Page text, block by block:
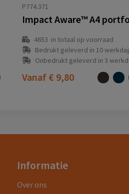
P774.371
4653 in totaal op voorraad
Bedrukt geleverd in 10
Onbedrukt geleverd in 3
Vanaf € 9,80
Informatie
Over ons